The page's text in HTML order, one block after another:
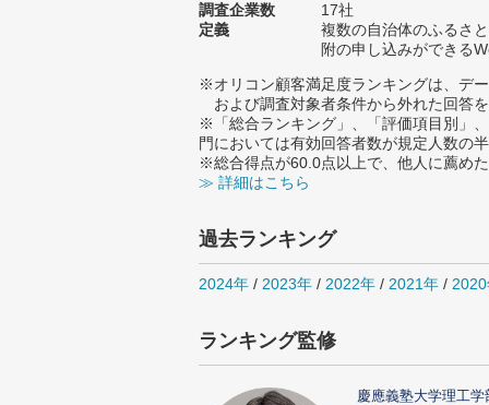
調査企業数
17社
定義
複数の自治体のふるさ
附の申し込みができる
※オリコン顧客満足度ランキングは、デ
および調査対象者条件から外れた回答
※「総合ランキング」、「評価項目別」
門においては有効回答者数が規定人数の
※総合得点が60.0点以上で、他人に薦め
≫ 詳細はこちら
過去ランキング
2024年 / 2023年 / 2022年 / 2021年 /
ランキング監修
慶應義塾大学理工